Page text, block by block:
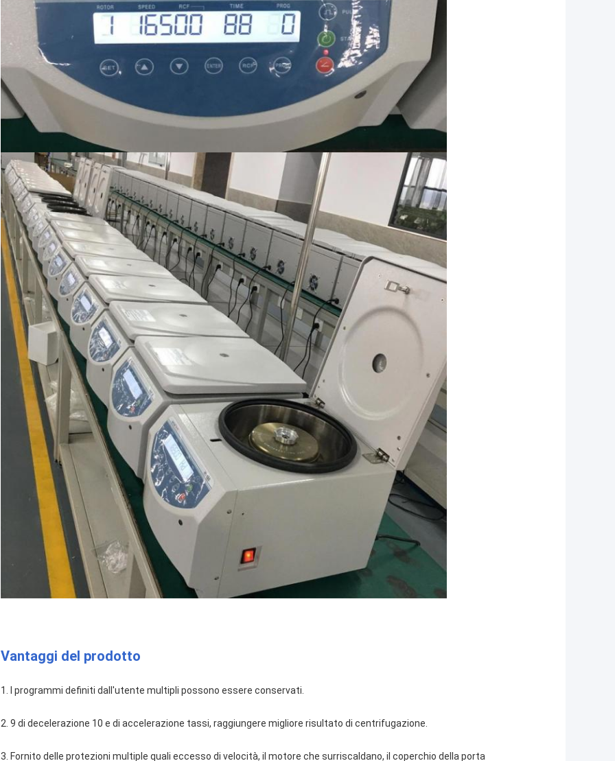
Vantaggi del prodotto
1. I programmi definiti dall'utente multipli possono essere conservati.
2. 9 di decelerazione 10 e di accelerazione tassi, raggiungere migliore risultato di centrifugazione.
3. Fornito delle protezioni multiple quali eccesso di velocità, il motore che surriscaldano, il coperchio della porta